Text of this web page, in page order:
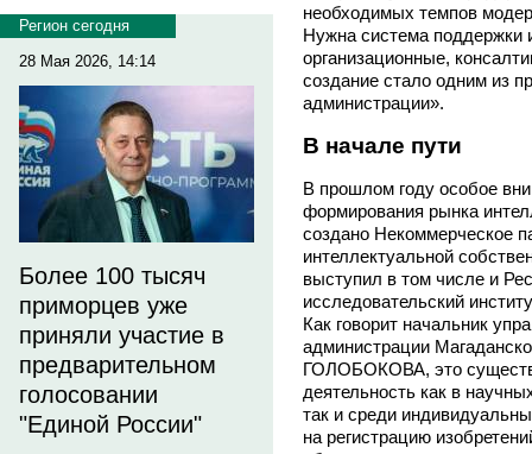
Регион сегодня
28 Мая 2026, 14:14
Более 100 тысяч
приморцев уже
приняли участие в
предварительном
голосовании
"Единой России"
необходимых темпов
Нужна система
организационные,
создание стало одним из
администрации».
В начале пути
В прошлом году особое
формирования рынка
создано Некоммерческое
интеллектуальной
выступил в том числе и
исследовательский
Как говорит начальник
администрации
ГОЛОБОКОВА, это
деятельность как в
так и среди
на регистрацию